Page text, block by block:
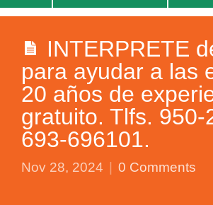
INTERPRETE
para ayudar a las
20 años de
gratuito. Tlfs.
693-696101.
Nov 28, 2024 0 Comments